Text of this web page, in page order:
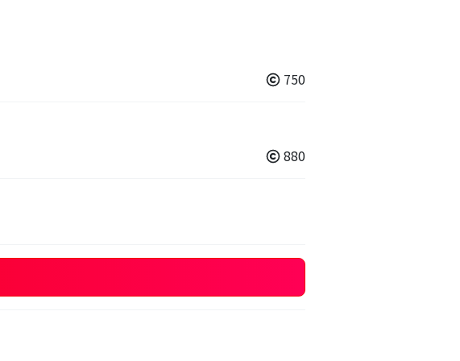
750
880